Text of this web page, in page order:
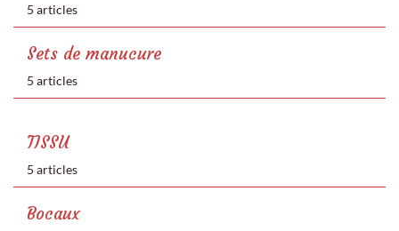
5 articles
Sets de manucure
5 articles
TISSU
5 articles
Bocaux